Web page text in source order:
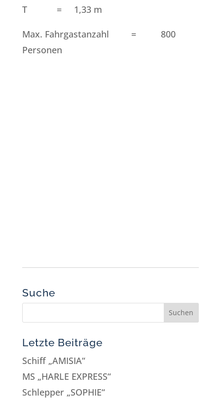
T = 1,33 m
Max. Fahrgastanzahl = 800
Personen
Suche
Letzte Beiträge
Schiff „AMISIA“
MS „HARLE EXPRESS“
Schlepper „SOPHIE“